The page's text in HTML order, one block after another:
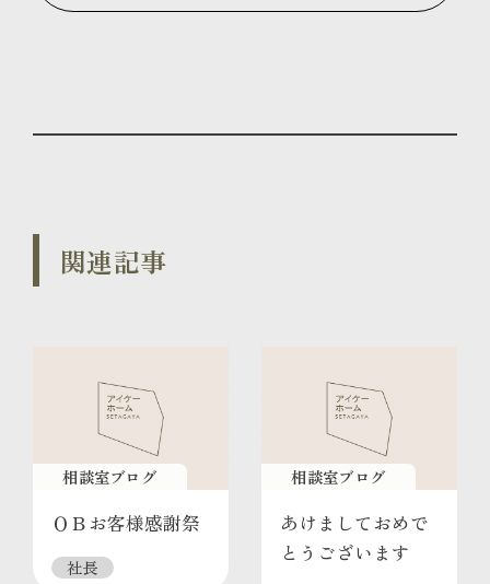
関連記事
相談室ブログ
ＯＢお客様感謝祭
社長
相談室ブログ
あけましておめで
とうございます